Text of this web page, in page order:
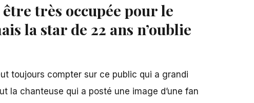
très occupée pour le
la star de 22 ans n’oublie
toujours compter sur ce public qui a grandi
la chanteuse qui a posté une image d’une fan